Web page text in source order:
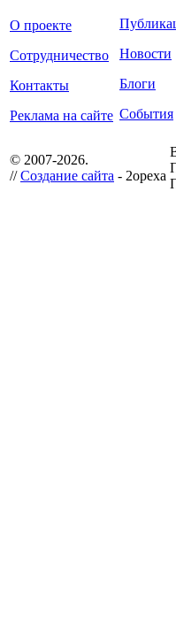
О проекте
Сотрудничество
Контакты
Реклама на сайте
Новости
Блоги
События
© 2007-2026.
//Создание сайта - 2opexa